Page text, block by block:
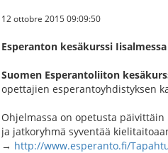
12 ottobre 2015 09:09:50
Esperanton kesäkurssi
Suomen Esperantoliiton
opettajien esperantoyhdistyksen
Ohjelmassa on opetusta
ja jatkoryhmä syventää
→ http://www.esperanto.fi/